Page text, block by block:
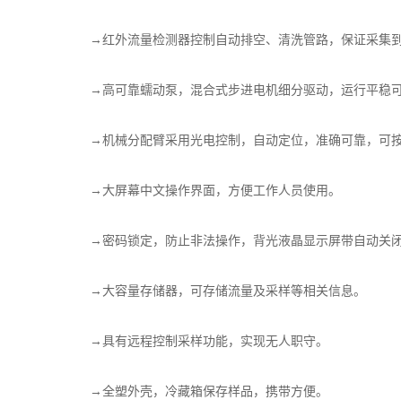
→红外流量检测器控制自动排空、清洗管路，保证采集到
→高可靠蠕动泵，混合式步进电机细分驱动，运行平稳可
→机械分配臂采用光电控制，自动定位，准确可靠，可按
→大屏幕中文操作界面，方便工作人员使用。
→密码锁定，防止非法操作，背光液晶显示屏带自动关闭
→大容量存储器，可存储流量及采样等相关信息。
→具有远程控制采样功能，实现无人职守。
→全塑外壳，冷藏箱保存样品，携带方便。